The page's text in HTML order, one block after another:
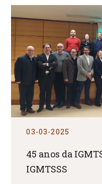
03-03-2025
45 anos da
IGMTSSS